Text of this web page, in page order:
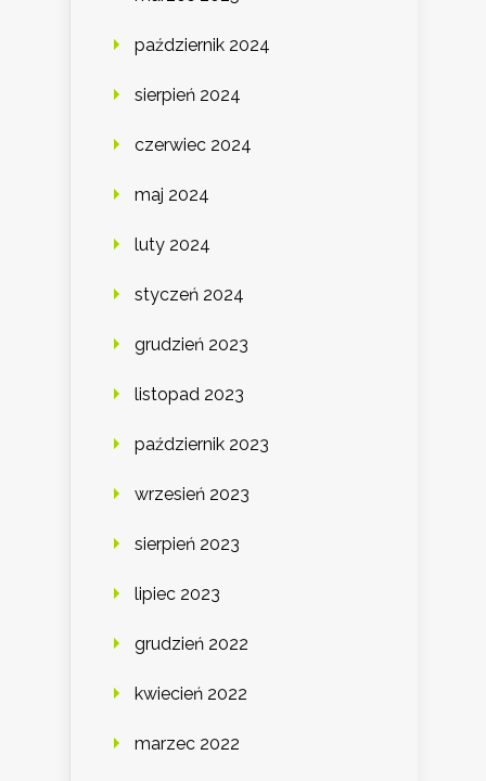
październik 2024
sierpień 2024
czerwiec 2024
maj 2024
luty 2024
styczeń 2024
grudzień 2023
listopad 2023
październik 2023
wrzesień 2023
sierpień 2023
lipiec 2023
grudzień 2022
kwiecień 2022
marzec 2022